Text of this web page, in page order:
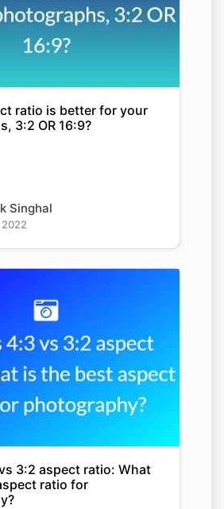
ratio is better for your
3:2 OR 16:9?
Singhal
3:2 aspect ratio: What
ratio for